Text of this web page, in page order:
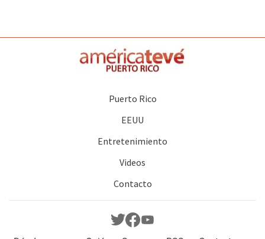
Puerto Rico
EEUU
Entretenimiento
Videos
Contacto